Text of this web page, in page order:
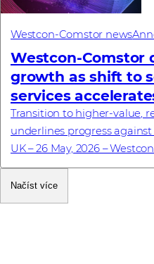
Westcon-Comstor news
Westcon-Comstor
growth as shift to
services
Transition to higher-value,
underlines progress
UK – 26 May, 2026 –
technology distributor
Načíst více